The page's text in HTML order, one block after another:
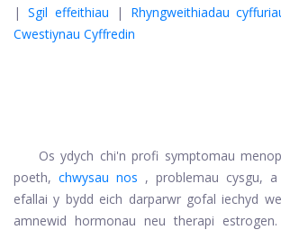
| Sgil effeithiau | Rhyngweithiadau
Cwestiynau Cyffredin
Os ydych chi'n profi symptomau
poeth, chwysau nos , problemau cysgu,
efallai y bydd eich darparwr gofal iechyd
amnewid hormonau neu therapi